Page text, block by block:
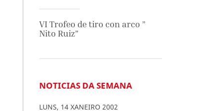
VI Trofeo de tiro con arco ”
Nito Ruiz”
NOTICIAS DA SEMANA
LUNS, 14 XANEIRO 2002